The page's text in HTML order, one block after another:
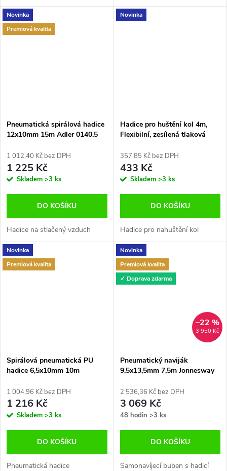
Novinka
Premiová kvalita
Pneumatická spirálová hadice
12x10mm 15m Adler 0140.5
1 012,40 Kč bez DPH
1 225 Kč
Skladem >3 ks
DO KOŠÍKU
Hadice na stlačený vzduch
Novinka
Hadice pro huštění kol 4m,
Flexibilní, zesílená tlaková
kol pro osobní automobily,
nákladní automobily,
zemědělské stroje atd.
357,85 Kč bez DPH
433 Kč
Skladem >3 ks
DO KOŠÍKU
Hadice pro nahuštění kol
Novinka
Premiová kvalita
Spirálová pneumatická PU
hadice 6,5x10mm 10m
1 004,96 Kč bez DPH
1 216 Kč
Skladem >3 ks
DO KOŠÍKU
Pneumatická hadice
Novinka
Premiová kvalita
✓ Doprava zdarma
3 950 Kč
–22 %
Pneumatický naviják
9,5x13,5mm 7,5m Jonnesway
2 536,36 Kč bez DPH
3 069 Kč
48 hodin >3 ks
DO KOŠÍKU
Samonavíjecí buben s hadicí